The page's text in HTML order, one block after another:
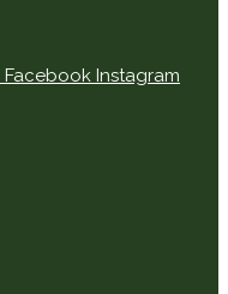
Facebook Instagram